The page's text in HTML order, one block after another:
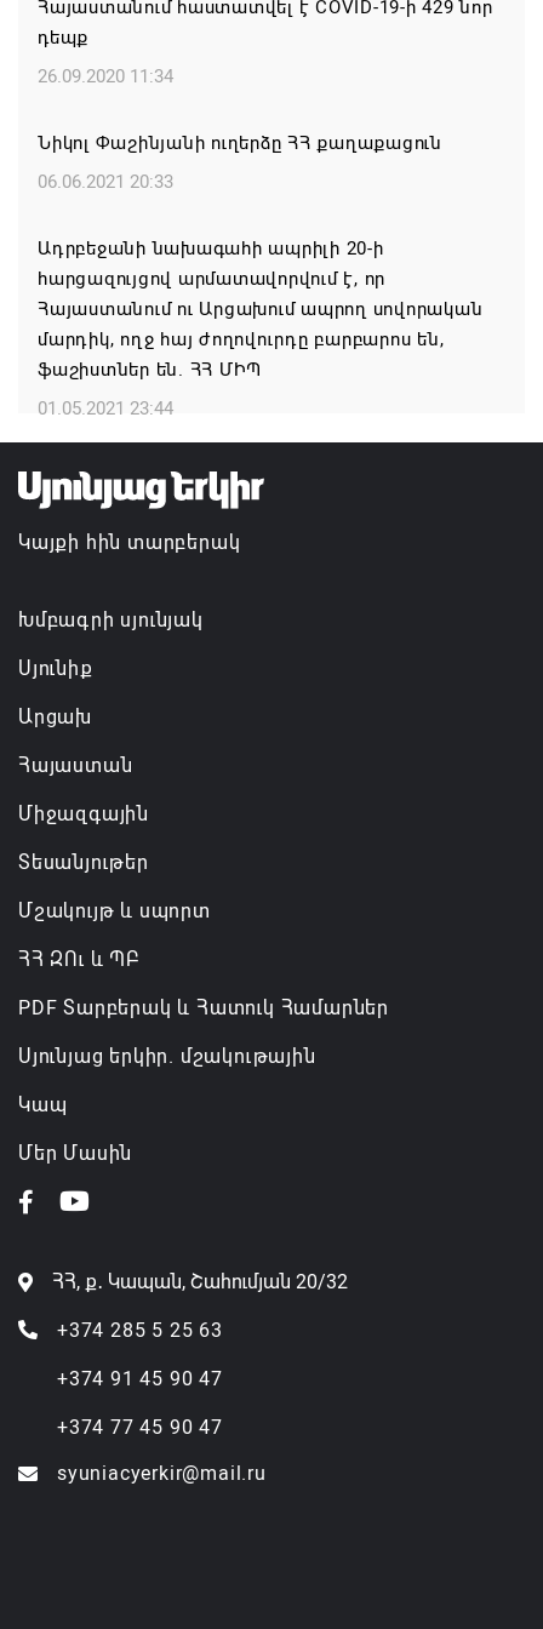
Ժամանակակից Բելառուսին պակասում է այն
կառավարման համակարգը, որը կար խորհրդային
Լուկաշենկոն
07.08.2026 17:16
ՀՀ ԱԱԾ սահմանապահ զորքերի
պատվիրակությունն այցելել է Լիտվայի
Հանրապետություն
07.08.2026 16:57
Գարեգին Բ-ի և եպիսկոպոսների գործով
դատավորն ինքնաբացարկ է հայտնել
07.08.2026 16:55
Թուրքիան, Սաուդյան Արաբիան և Պակիստանը
Հայաստանում հաստատվել է COVID-19-ի 429 նոր
դեպք
26.09.2020 11:34
Նիկոլ Փաշինյանի ուղերձը ՀՀ քաղաքացուն
06.06.2021 20:33
Ադրբեջանի նախագահի ապրիլի 20-ի
հարցազույցով արմատավորվում է, որ
Հայաստանում ու Արցախում ապրող սովորական
մարդիկ, ողջ հայ ժողովուրդը բարբարոս են,
ֆաշիստներ են. ՀՀ ՄԻՊ
01.05.2021 23:44
Կայքի հին տարբերակ
Խմբագրի սյունյակ
Սյունիք
Արցախ
Հայաստան
Միջազգային
Տեսանյութեր
Մշակույթ և սպորտ
ՀՀ ԶՈւ և ՊԲ
PDF Տարբերակ և Հատուկ Համարներ
Սյունյաց երկիր. մշակութային
Կապ
Մեր Մասին
ՀՀ, ք․ Կապան, Շահումյան 20/32
+374 285 5 25 63
+374 91 45 90 47
+374 77 45 90 47
syuniacyerkir@mail.ru